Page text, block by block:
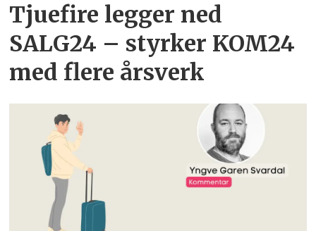
Tjuefire legger ned
SALG24 – styrker KOM24
med flere årsverk